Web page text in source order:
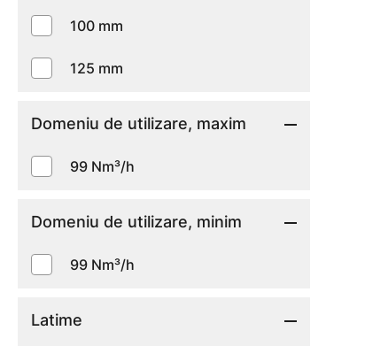
100 mm
125 mm
Domeniu de utilizare, maxim
99 Nm³/h
Domeniu de utilizare, minim
99 Nm³/h
Latime